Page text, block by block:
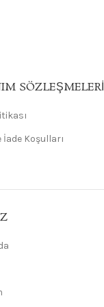
SÖZLEŞMELERI
İade Koşulları